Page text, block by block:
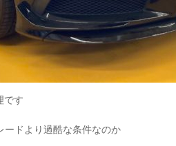
す
ードより過酷な条件なのか